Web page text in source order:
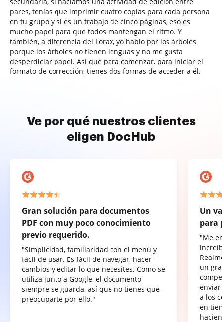
pares, tenías que imprimir cuatro copias para cada persona
en tu grupo y si es un trabajo de cinco páginas, eso es
mucho papel para que todos mantengan el ritmo. Y
también, a diferencia del Lorax, yo hablo por los árboles
porque los árboles no tienen lenguas y no me gusta
desperdiciar papel. Así que para comenzar, para iniciar el
formato de corrección, tienes dos formas de acceder a él.
Ve por qué nuestros clientes
eligen DocHub
Gran solución para documentos
PDF con muy poco conocimiento
previo requerido.
"Simplicidad, familiaridad con el menú y
fácil de usar. Es fácil de navegar, hacer
cambios y editar lo que necesites. Como se
utiliza junto a Google, el documento
siempre se guarda, así que no tienes que
preocuparte por ello."
Un
para
"Me
un
a los
en